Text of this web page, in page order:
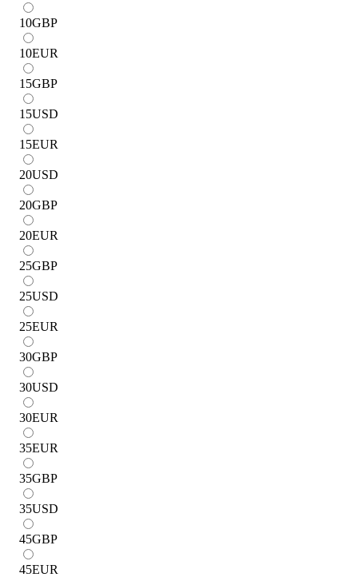
10GBP
10EUR
15GBP
15USD
15EUR
20USD
20GBP
20EUR
25GBP
25USD
25EUR
30GBP
30USD
30EUR
35EUR
35GBP
35USD
45GBP
45EUR